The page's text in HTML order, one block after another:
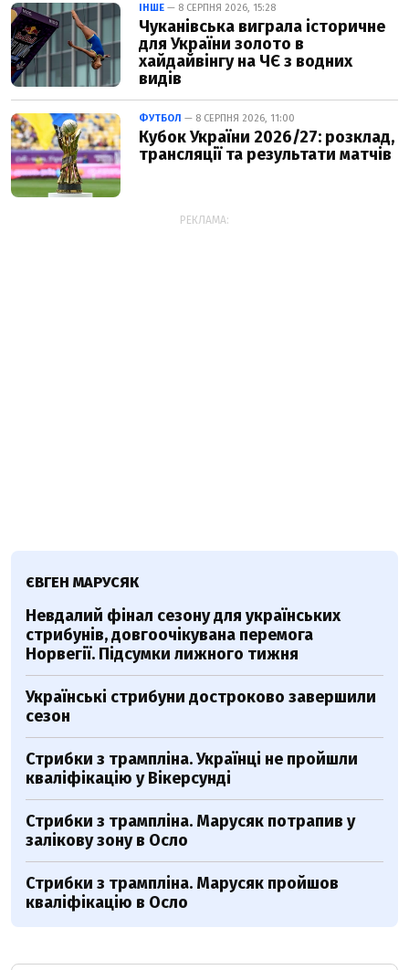
ІНШЕ — 8 СЕРПНЯ 2026, 15:28
Чуканівська виграла історичне
для України золото в
хайдайвінгу на ЧЄ з водних
видів
ФУТБОЛ — 8 СЕРПНЯ 2026, 11:00
Кубок України 2026/27: розклад,
трансляції та результати матчів
РЕКЛАМА:
ЄВГЕН МАРУСЯК
Невдалий фінал сезону для українських
стрибунів, довгоочікувана перемога
Норвегії. Підсумки лижного тижня
Українські стрибуни достроково завершили
сезон
Стрибки з трампліна. Українці не пройшли
кваліфікацію у Вікерсунді
Стрибки з трампліна. Марусяк потрапив у
залікову зону в Осло
Стрибки з трампліна. Марусяк пройшов
кваліфікацію в Осло